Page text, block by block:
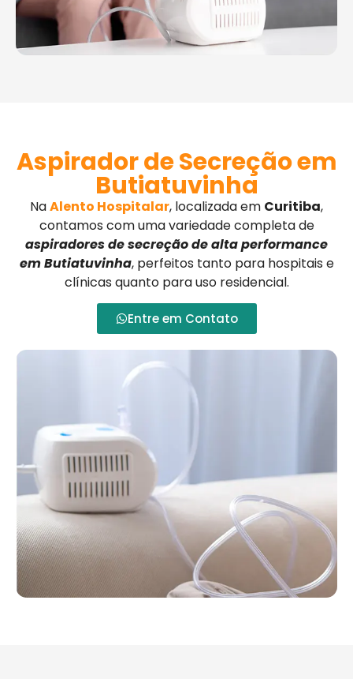
Aspirador de Secreção em
Butiatuvinha
NaAlento Hospitalar, localizada em Curitiba,
contamos com uma variedade completa de
aspiradores de secreção de alta performance
em Butiatuvinha, perfeitos tanto para hospitais e
clínicas quanto para uso residencial.
Entre em Contato